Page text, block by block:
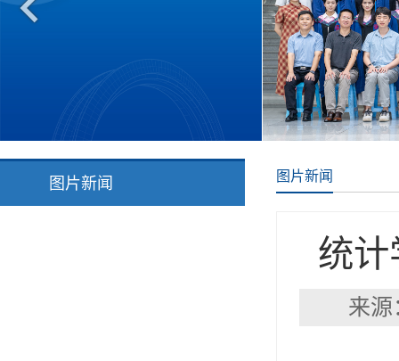
图片新闻 图片新闻
统计
来